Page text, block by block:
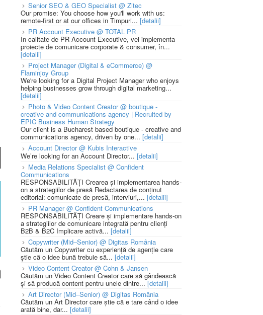
Senior SEO & GEO Specialist @ Zitec
Our promise: You choose how you'll work with us:
remote-first or at our offices in Timpuri... [detalii]
PR Account Executive @ TOTAL PR
În calitate de PR Account Executive, vei implementa
proiecte de comunicare corporate & consumer, în...
[detalii]
Project Manager (Digital & eCommerce) @
Flaminjoy Group
We're looking for a Digital Project Manager who enjoys
helping businesses grow through digital marketing...
[detalii]
Photo & Video Content Creator @ boutique -
creative and communications agency | Recruited by
EPIC Business Human Strategy
Our client is a Bucharest based boutique - creative and
communications agency, driven by one... [detalii]
Account Director @ Kubis Interactive
We’re looking for an Account Director... [detalii]
Media Relations Specialist @ Confident
Communications
RESPONSABILITĂȚI Crearea și implementarea hands-
on a strategiilor de presă Redactarea de conținut
editorial: comunicate de presă, interviuri,... [detalii]
PR Manager @ Confident Communications
RESPONSABILITĂȚI Creare și implementare hands-on
a strategiilor de comunicare integrată pentru clienți
B2B & B2C Implicare activă... [detalii]
Copywriter (Mid–Senior) @ Digitas România
Căutăm un Copywriter cu experiență de agenție care
știe că o idee bună trebuie să... [detalii]
Video Content Creator @ Cohn & Jansen
Căutăm un Video Content Creator care să gândească
și să producă content pentru unele dintre...[detalii]
Art Director (Mid–Senior) @ Digitas România
Căutăm un Art Director care știe că e tare când o idee
arată bine, dar... [detalii]